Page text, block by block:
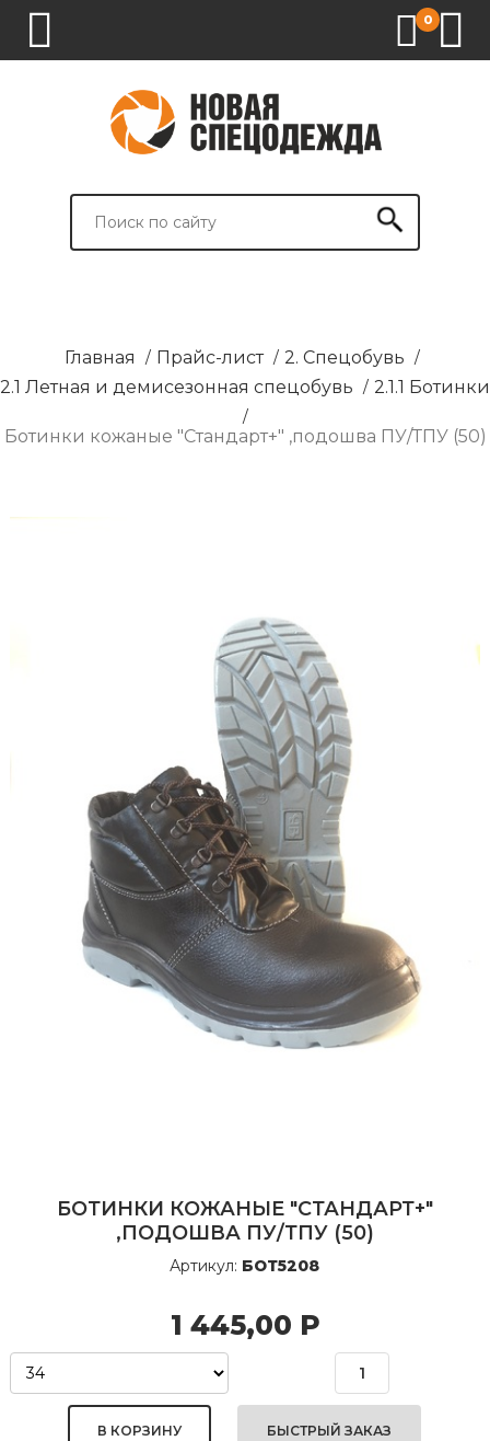
0
СПЕЦОДЕЖДА
СПЕЦОБУВЬ
СРЕДСТВА
ВСПОМОГАТЕЛЬНЫЕ
БРЕНДИРОВАНИЕ
Главная / Прайс-лист / 2. Спецобувь /
2.1 Летная и демисезонная спецобувь / 2.1.1 Ботинки
/
Ботинки кожаные "Стандарт+" ,подошва ПУ/ТПУ (50)
БОТИНКИ КОЖАНЫЕ "СТАНДАРТ+"
,ПОДОШВА ПУ/ТПУ (50)
Артикул: БОТ5208
1 445,00 Р
БЫСТРЫЙ ЗАКАЗ